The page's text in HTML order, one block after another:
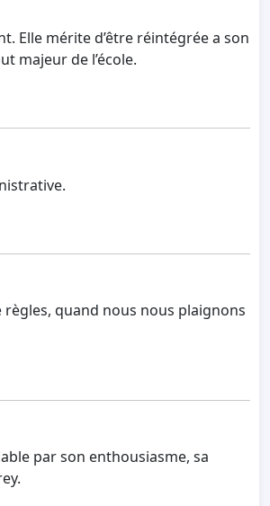
Elle mérite d’être réintégrée a son
majeur de l’école.
quand nous nous plaignons
par son enthousiasme, sa